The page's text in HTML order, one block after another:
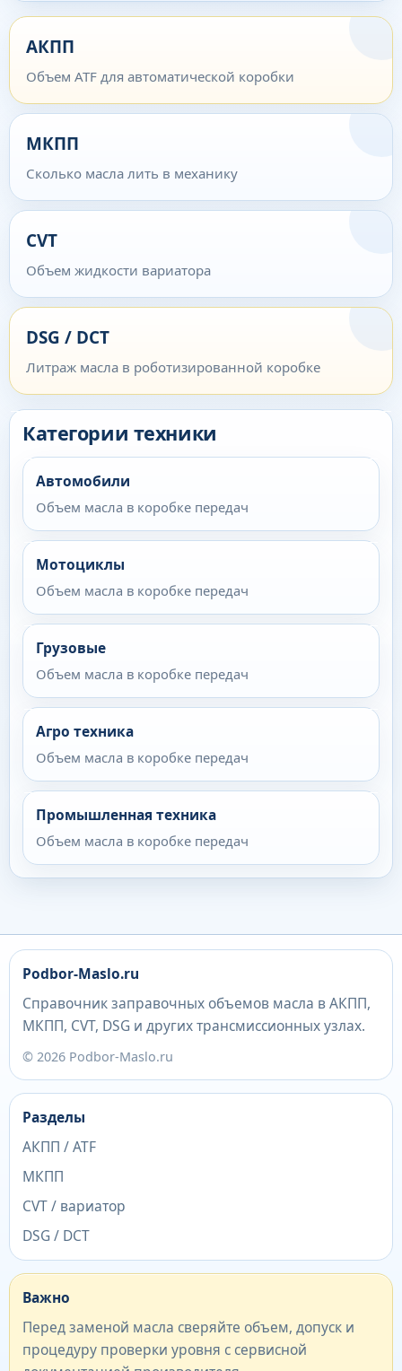
АКПП
Объем ATF для автоматической коробки
МКПП
Сколько масла лить в механику
CVT
Объем жидкости вариатора
DSG / DCT
Литраж масла в роботизированной коробке
Категории техники
Автомобили
Объем масла в коробке передач
Мотоциклы
Объем масла в коробке передач
Грузовые
Объем масла в коробке передач
Агро техника
Объем масла в коробке передач
Промышленная техника
Объем масла в коробке передач
Podbor-Maslo.ru
Справочник заправочных объемов масла в АКПП,
МКПП, CVT, DSG и других трансмиссионных узлах.
© 2026 Podbor-Maslo.ru
Разделы
АКПП / ATF
МКПП
CVT / вариатор
DSG / DCT
Важно
Перед заменой масла сверяйте объем, допуск и
процедуру проверки уровня с сервисной